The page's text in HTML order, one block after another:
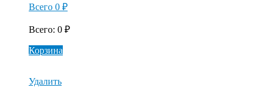
Всего 0 ₽
Всего: 0 ₽
Корзина
Удалить